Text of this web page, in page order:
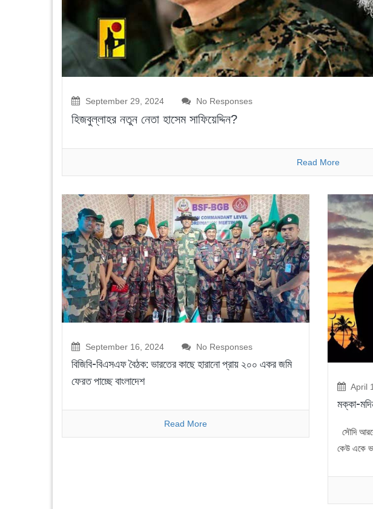
September 29, 2024 No Responses
হিজবুল্লাহর নতুন নেতা হাসেম সাফিয়েদ্দিন?
Read More
September 16, 2024 No Responses
বিজিবি-বিএসএফ বৈঠক: ভারতের কাছে হারানো প্রায় ২০০ একর জমি
ফেরত পাচ্ছে বাংলাদেশ
Read More
April
মক্কা-
সৌদি
কেউ একে